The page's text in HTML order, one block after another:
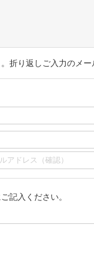
折り返しご入力のメー
記入ください。